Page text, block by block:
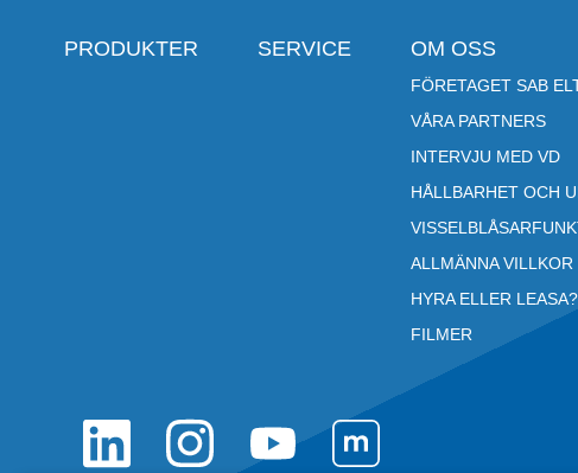
PRODUKTER SERVICE OM OSS
FÖRETAGET SAB
VÅRA PARTNERS
INTERVJU MED VD
HÅLLBARHET OCH
ALLMÄNNA VILLKOR
HYRA ELLER LEASA?
FILMER